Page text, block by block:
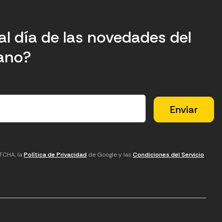
día de las novedades del
laPolítica de Privacidad de Google y las Condiciones del Servicio